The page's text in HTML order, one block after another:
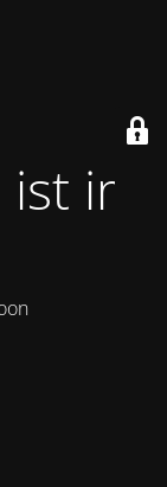
im